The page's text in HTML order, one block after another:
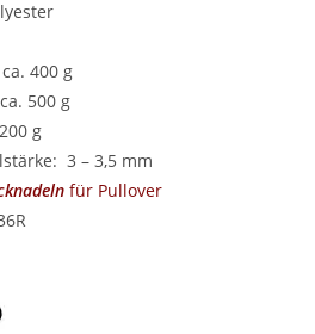
400 g
500 g
g
3 – 3,5 mm
für Pullover